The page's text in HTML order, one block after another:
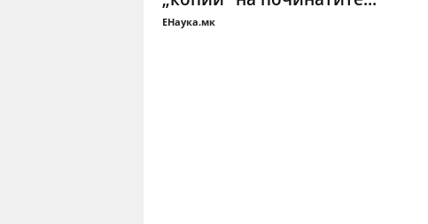
ЕНаука.мк